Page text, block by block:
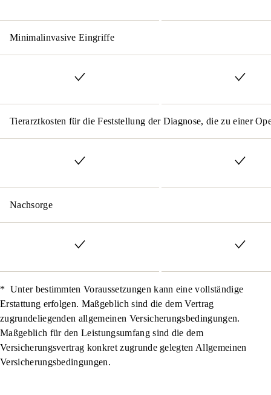
Minimalinvasive Eingriffe
Tierarztkosten für die Feststellung der Diagnose, die zu einer
Nachsorge
* Unter bestimmten Voraussetzungen kann eine vollständige
Erstattung erfolgen. Maßgeblich sind die dem Vertrag
zugrundeliegenden allgemeinen Versicherungsbedingungen.
Maßgeblich für den Leistungsumfang sind die dem
Versicherungsvertrag konkret zugrunde gelegten Allgemeinen
Versicherungsbedingungen.